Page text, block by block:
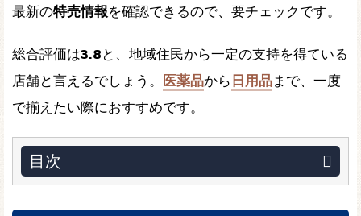
最新の特売情報を確認できるので、要チェックです。
総合評価は3.8 と、地域住民から一定の支持を得ている
店舗と言えるでしょう。
医薬品から 日用品まで、一度
で揃えたい際におすすめです。
目次